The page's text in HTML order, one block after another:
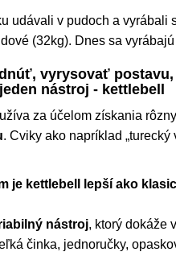
udávali v pudoch a
(32kg). Dnes sa
vyrysovať
nástroj - kettlebell
za účelom získania
. Cviky ako napríklad
je kettlebell lepší ako
nástroj, ktorý dokáže
činka, jednoručky,